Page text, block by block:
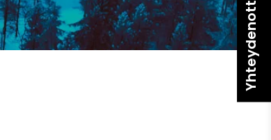
Yhteydenotto